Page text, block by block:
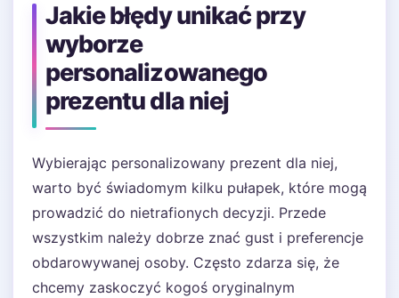
Jakie błędy unikać przy
wyborze
personalizowanego
prezentu dla niej
Wybierając personalizowany prezent dla niej,
warto być świadomym kilku pułapek, które mogą
prowadzić do nietrafionych decyzji. Przede
wszystkim należy dobrze znać gust i preferencje
obdarowywanej osoby. Często zdarza się, że
chcemy zaskoczyć kogoś oryginalnym